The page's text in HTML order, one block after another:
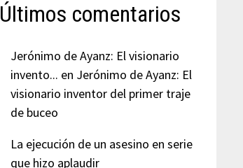
Últimos comentarios
Jerónimo de Ayanz: El visionario
invento... en Jerónimo de Ayanz: El
visionario inventor del primer traje
de buceo
La ejecución de un asesino en serie
que hizo aplaudir